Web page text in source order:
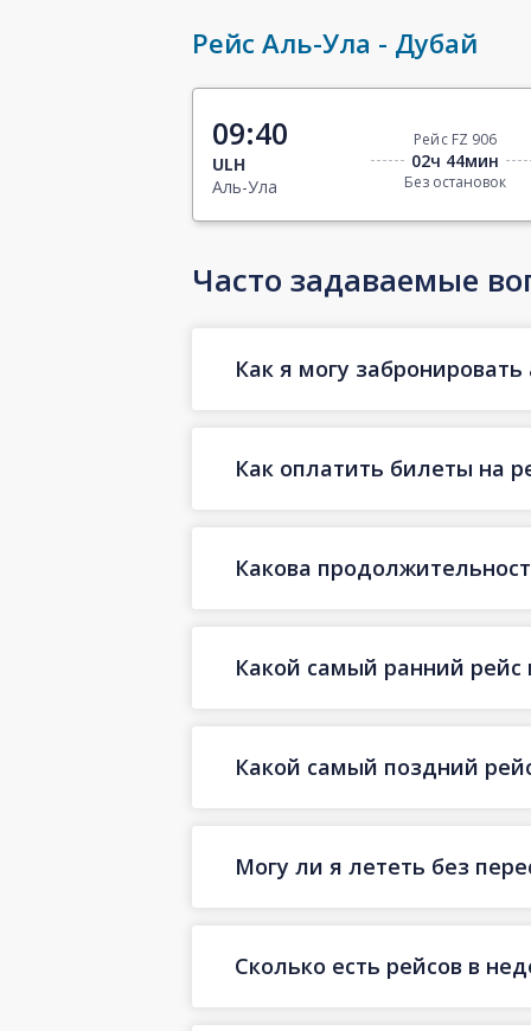
Рейс Аль-Ула - Дубай
09:40
ULH
Аль-Ула
Рейс FZ 906
02ч 44мин
Без остановок
Часто задаваемые
Как я могу
Как оплатить билеты на
Какова
Какой самый ранний
Какой самый поздний
Могу ли я лететь без
Сколько есть рейсов в